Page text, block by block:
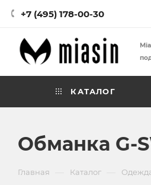
+7 (495) 178-00-30
КАТАЛОГ
Обманка G-
Главная Каталог